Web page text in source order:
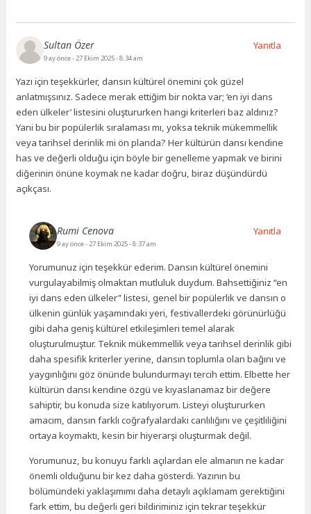
Sultan Özer
9 ay önce- 27 Ekim 2025 - 8:34 am
Yazı için teşekkürler, dansın kültürel önemini çok güzel
anlatmışsınız. Sadece merak ettiğim bir nokta var; ‘en iyi dans
eden ülkeler’ listesini oluştururken hangi kriterleri baz aldınız?
Yani bu bir popülerlik sıralaması mı, yoksa teknik mükemmellik
veya tarihsel derinlik mi ön planda? Her kültürün dansı kendine
has ve değerli olduğu için böyle bir genelleme yapmak ve birini
diğerinin önüne koymak ne kadar doğru, biraz düşündürdü
açıkçası.
Yanıtla
Rumi Cenova
9 ay önce- 27 Ekim 2025 - 8:37 am
Yorumunuz için teşekkür ederim. Dansın kültürel önemini
vurgulayabilmiş olmaktan mutluluk duydum. Bahsettiğiniz “en
iyi dans eden ülkeler” listesi, genel bir popülerlik ve dansın o
ülkenin günlük yaşamındaki yeri, festivallerdeki görünürlüğü
gibi daha geniş kültürel etkileşimleri temel alarak
oluşturulmuştur. Teknik mükemmellik veya tarihsel derinlik gibi
daha spesifik kriterler yerine, dansın toplumla olan bağını ve
yaygınlığını göz önünde bulundurmayı tercih ettim. Elbette her
kültürün dansı kendine özgü ve kıyaslanamaz bir değere
sahiptir, bu konuda size katılıyorum. Listeyi oluştururken
amacım, dansın farklı coğrafyalardaki canlılığını ve çeşitliliğini
ortaya koymaktı, kesin bir hiyerarşi oluşturmak değil.
Yorumunuz, bu konuyu farklı açılardan ele almanın ne kadar
önemli olduğunu bir kez daha gösterdi. Yazının bu
bölümündeki yaklaşımımı daha detaylı açıklamam gerektiğini
fark ettim, bu değerli geri bildiriminiz için tekrar teşekkür
Yanıtla